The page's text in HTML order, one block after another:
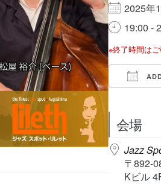
2025年
19:00 -
※終了時間はご
会場
Jazz
〒892-
Kビル